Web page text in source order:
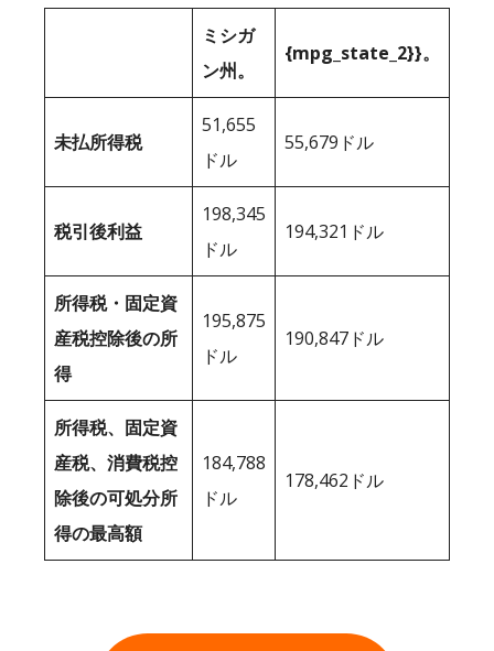
ミシガ
ン州。
{mpg_state_2}}。
未払所得税
51,655
ドル
55,679ドル
税引後利益
198,345
ドル
194,321ドル
所得税・固定資
産税控除後の所
得
195,875
ドル
190,847ドル
所得税、固定資
産税、消費税控
除後の可処分所
得の最高額
184,788
ドル
178,462ドル